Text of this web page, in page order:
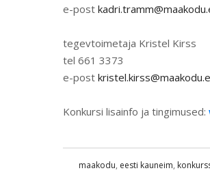
e-post
tegevtoimetaja Kristel Kirss
tel 661 3373
e-post
Konkursi lisainfo ja tingimused:
maakodu, eesti kauneim,